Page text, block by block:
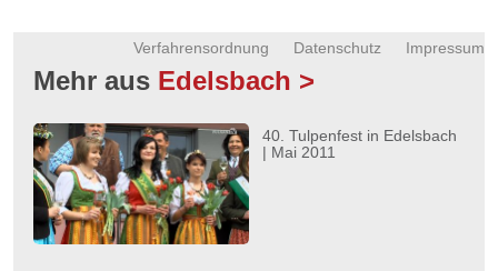
Impressum
Datenschutz
Verfahrensordnung
Mehr aus Edelsbach >
40. Tulpenfest in Edelsbach
| Mai 2011